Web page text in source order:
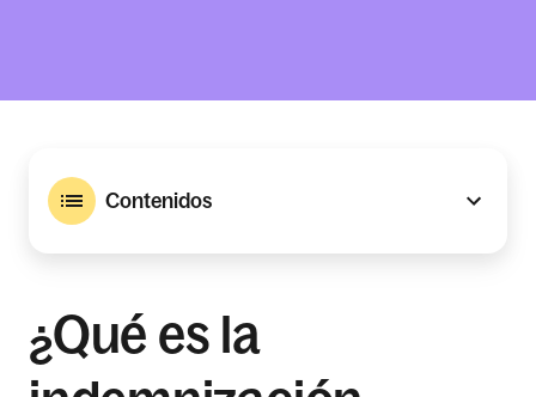
Contenidos
¿Qué es la